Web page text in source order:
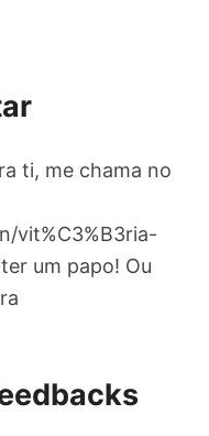
ti, me chama no
vit%C3%B3ria-
um papo! Ou